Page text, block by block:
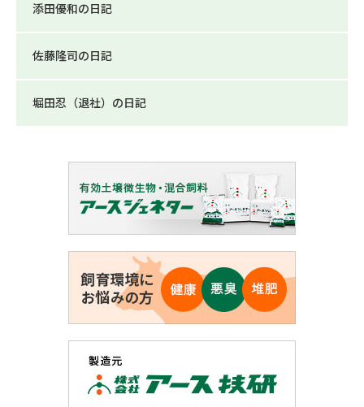
添田優和の日記
佐藤隆司の日記
堀田忍（退社）の日記